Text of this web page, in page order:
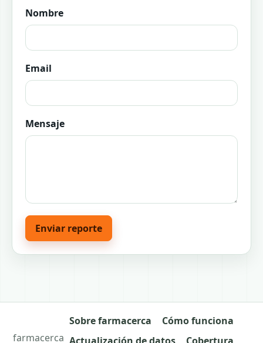
Nombre
Email
Mensaje
Enviar reporte
farmacerca
Sobre farmacerca
Cómo funciona